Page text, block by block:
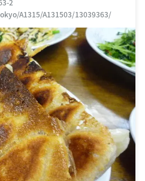
2
A1315/A131503/13039363/